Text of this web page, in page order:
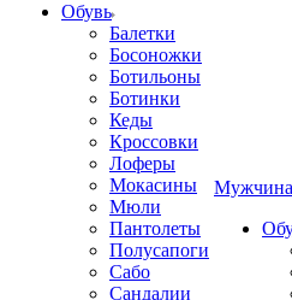
Обувь
Балетки
Босоножки
Ботильоны
Ботинки
Кеды
Кроссовки
Лоферы
Мокасины
Мюли
Пантолеты
Полусапоги
Сабо
Сандалии